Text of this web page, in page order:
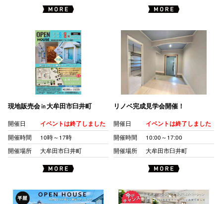
現地販売会㏌大牟田市臼井町
開催日 イベントは終了しました
開催時間
10時～17時
開催場所
大牟田市臼井町
リノベ完成見学会開催！
開催日 イベントは終了しました
開催時間
10:00～17:00
開催場所
大牟田市臼井町